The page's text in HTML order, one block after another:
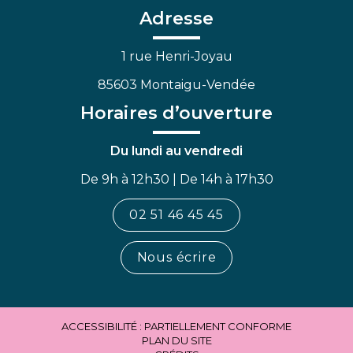
Facebook
Adresse
1 rue Henri-Joyau
85603 Montaigu-Vendée
Horaires d’ouverture
Du lundi au vendredi
De 9h à 12h30 | De 14h à 17h30
02 51 46 45 45
Nous écrire
ACCESSIBILITÉ : PARTIELLEMENT CONFORME
PLAN DU SITE